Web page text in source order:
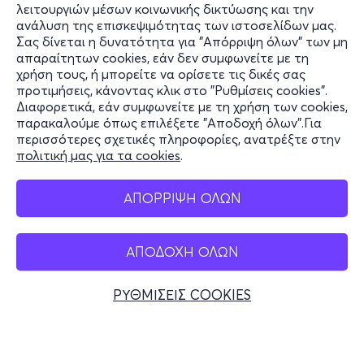
λειτουργιών μέσων κοινωνικής δικτύωσης και την
ανάλυση της επισκεψιμότητας των ιστοσελίδων μας.
Σας δίνεται η δυνατότητα για "Απόρριψη όλων" των μη
απαραίτητων cookies, εάν δεν συμφωνείτε με τη
χρήση τους, ή μπορείτε να ορίσετε τις δικές σας
προτιμήσεις, κάνοντας κλικ στο "Ρυθμίσεις cookies".
Διαφορετικά, εάν συμφωνείτε με τη χρήση των cookies,
παρακαλούμε όπως επιλέξετε "Αποδοχή όλων".Για
περισσότερες σχετικές πληροφορίες, ανατρέξτε στην
πολιτική μας για τα cookies.
ΑΠΟΡΡΙΨΗ ΟΛΩΝ
ΑΠΟΔΟΧΗ ΟΛΩΝ
ΡΥΘΜΙΣΕΙΣ COOKIES
Πληροφορίες
Υποστήριξη
Stay Connected
Mobile app